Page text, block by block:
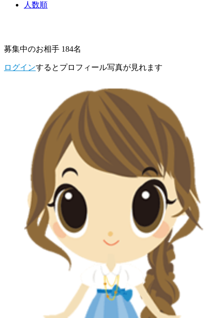
人数順
募集中のお相手 184名
ログインするとプロフィール写真が見れます